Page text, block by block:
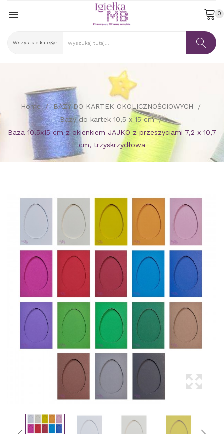
 0
Home
BAZY DO KARTEK OKOLICZNOŚCIOWYCH
Bazy do kartek 10,5 x 15 cm
Baza 10,5x15 cm z okienkiem JAJKO z przeszyciami 7,2 x 10,7
cm, trzyskrzydłowa